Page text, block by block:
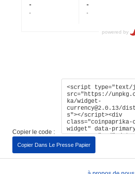
Copier le code :
Copier Dans Le Presse Papier